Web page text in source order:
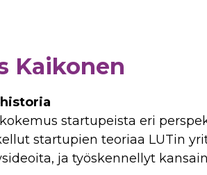
Kaikonen
startupeista eri
startupien teoriaa LUTin
ja työskennellyt